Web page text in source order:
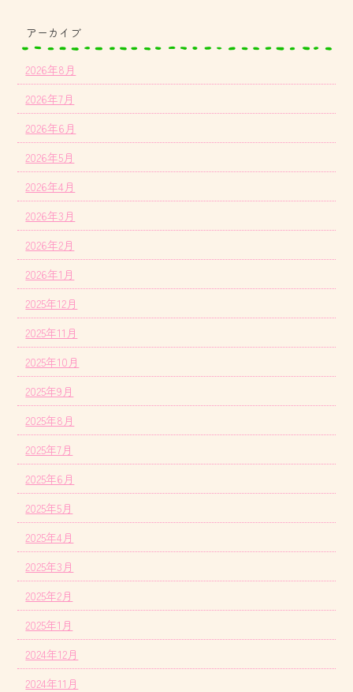
アーカイブ
2026年8月
2026年7月
2026年6月
2026年5月
2026年4月
2026年3月
2026年2月
2026年1月
2025年12月
2025年11月
2025年10月
2025年9月
2025年8月
2025年7月
2025年6月
2025年5月
2025年4月
2025年3月
2025年2月
2025年1月
2024年12月
2024年11月